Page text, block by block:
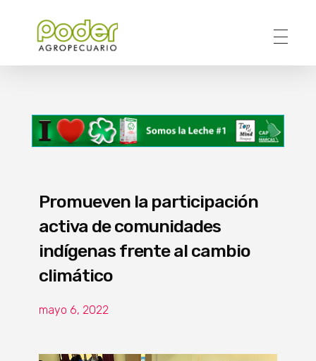
Promueven la participación
activa de comunidades
indígenas frente al cambio
climático
mayo 6, 2022